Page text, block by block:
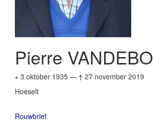
Pierre
∗ 3 oktober 1935 — † 27 november 2019
Hoeselt
Rouwbrief